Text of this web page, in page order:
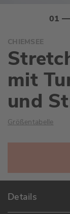
Anfang
der
Bildgalerie
springen
CHIEMSEE
mit
und
Größentabelle
Details